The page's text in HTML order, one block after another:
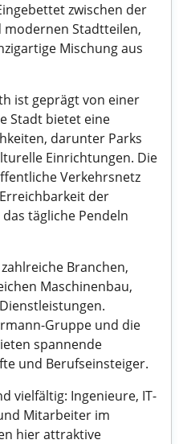
zwischen der
Stadtteilen,
Mischung aus
ist geprägt von einer
Stadt bietet eine
darunter Parks
Einrichtungen. Die
Verkehrsnetz
der
tägliche Pendeln
Branchen,
Maschinenbau,
Gruppe und die
spannende
und Berufseinsteiger.
vielfältig: Ingenieure, IT-
Mitarbeiter im
hier attraktive